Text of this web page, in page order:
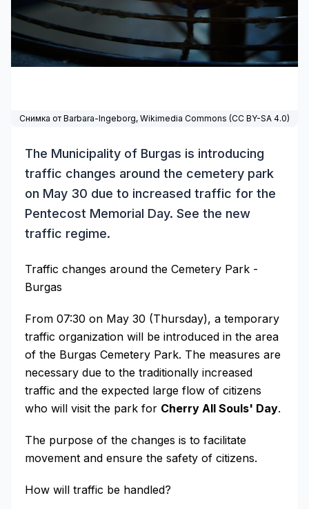
Снимка от Barbara-Ingeborg, Wikimedia Commons (CC BY-SA 4.0)
The Municipality of Burgas is introducing
traffic changes around the cemetery park
on May 30 due to increased traffic for the
Pentecost Memorial Day. See the new
traffic regime.
Traffic changes around the Cemetery Park -
Burgas
From 07:30 on May 30 (Thursday), a temporary
traffic organization will be introduced in the area
of the Burgas Cemetery Park. The measures are
necessary due to the traditionally increased
traffic and the expected large flow of citizens
who will visit the park for Cherry All Souls' Day.
The purpose of the changes is to facilitate
movement and ensure the safety of citizens.
How will traffic be handled?